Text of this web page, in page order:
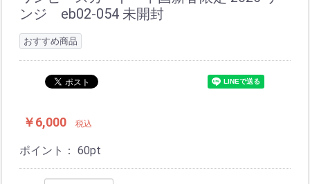
ンジ eb02-054 未開封
おすすめ商品
￥6,000 税込
ポイント： 60pt